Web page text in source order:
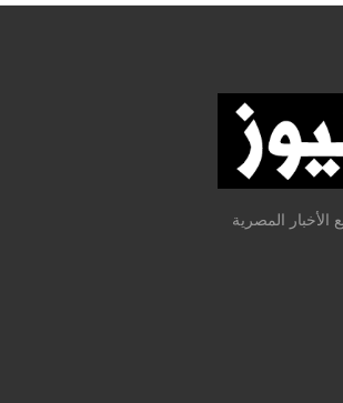
الأخبار المصرية